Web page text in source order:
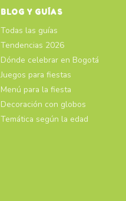
BLOG Y GUÍAS
Todas las guías
Tendencias 2026
Dónde celebrar en Bogotá
Juegos para fiestas
Menú para la fiesta
Decoración con globos
Temática según la edad